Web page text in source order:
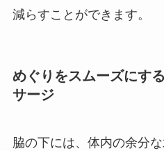
減らすことができます。
めぐりをスムーズにす
サージ
脇の下には、体内の余分